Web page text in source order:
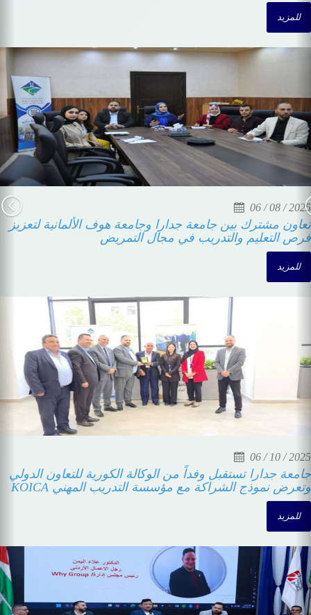
للمزيد
12 / 11 / 2025
تخريج طلبة الدبلومات التدريبية بجامعة جدارا
للمزيد
03 / 12 / 2025
جامعة جدارا توقّع اتفاقية تدريب متخصصة مع أكاديمية رمال
رم للتعليم والتدريب المهني
للمزيد